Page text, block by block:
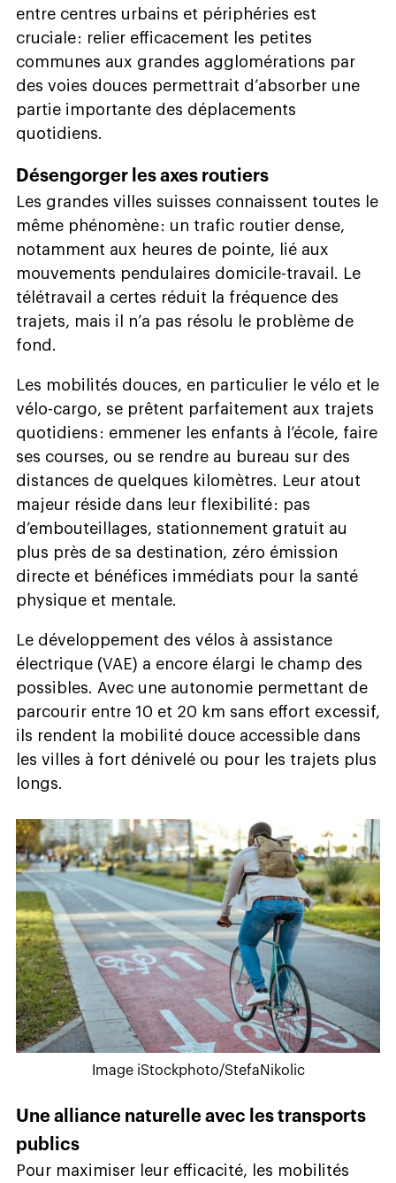
entre centres urbains et périphéries est
cruciale : relier efficacement les petites
communes aux grandes agglomérations par
des voies douces permettrait d’absorber une
partie importante des déplacements
quotidiens.
Désengorger les axes routiers
Les grandes villes suisses connaissent toutes le
même phénomène : un trafic routier dense,
notamment aux heures de pointe, lié aux
mouvements pendulaires domicile-travail. Le
télétravail a certes réduit la fréquence des
trajets, mais il n’a pas résolu le problème de
fond.
Les mobilités douces, en particulier le vélo et le
vélo-cargo, se prêtent parfaitement aux trajets
quotidiens : emmener les enfants à l’école, faire
ses courses, ou se rendre au bureau sur des
distances de quelques kilomètres. Leur atout
majeur réside dans leur flexibilité : pas
d’embouteillages, stationnement gratuit au
plus près de sa destination, zéro émission
directe et bénéfices immédiats pour la santé
physique et mentale.
Le développement des vélos à assistance
électrique (VAE) a encore élargi le champ des
possibles. Avec une autonomie permettant de
parcourir entre 10 et 20 km sans effort excessif,
ils rendent la mobilité douce accessible dans
les villes à fort dénivelé ou pour les trajets plus
longs.
Image iStockphoto/StefaNikolic
Une alliance naturelle avec les transports
publics
Pour maximiser leur efficacité, les mobilités